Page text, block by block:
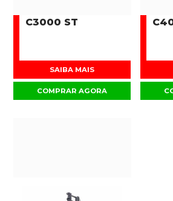
C3000 ST
SAIBA MAIS
COMPRAR AGORA